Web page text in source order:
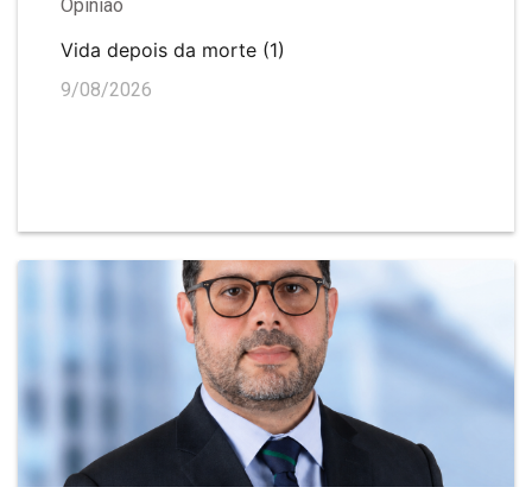
Opinião
Vida depois da morte (1)
9/08/2026